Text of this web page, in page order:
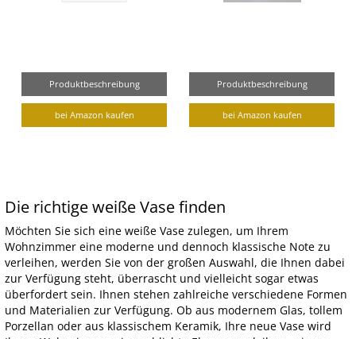
Produktbeschreibung
bei Amazon kaufen
Produktbeschreibung
bei Amazon kaufen
Die richtige weiße Vase finden
Möchten Sie sich eine weiße Vase zulegen, um Ihrem
Wohnzimmer eine moderne und dennoch klassische Note zu
verleihen, werden Sie von der großen Auswahl, die Ihnen dabei
zur Verfügung steht, überrascht und vielleicht sogar etwas
überfordert sein. Ihnen stehen zahlreiche verschiedene Formen
und Materialien zur Verfügung. Ob aus modernem Glas, tollem
Porzellan oder aus klassischem Keramik, Ihre neue Vase wird